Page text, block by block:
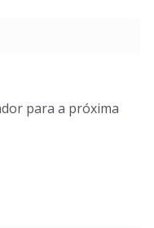
para a próxima